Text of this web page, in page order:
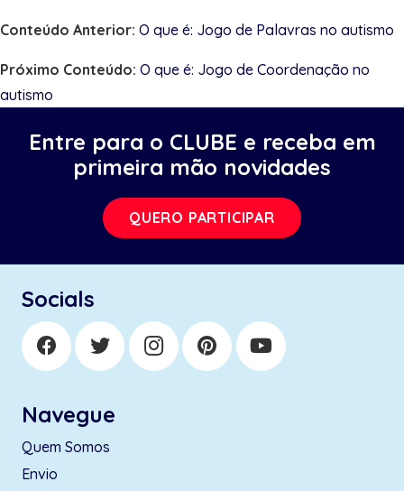
Conteúdo Anterior: O que é: Jogo de Palavras no autismo
Próximo Conteúdo: O que é: Jogo de Coordenação no
autismo
Entre para o CLUBE e receba em
primeira mão novidades
QUERO PARTICIPAR
Socials
Navegue
Quem Somos
Envio